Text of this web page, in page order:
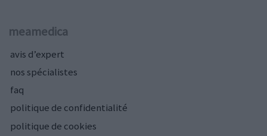
meamedica
avis d’expert
nos spécialistes
faq
politique de confidentialité
politique de cookies